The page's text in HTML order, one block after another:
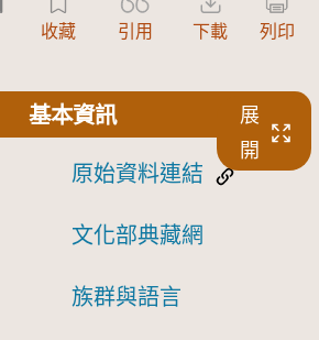
收藏 引用 下載 列印
基本資訊
展
開
原始資料連結
文化部典藏網
族群與語言